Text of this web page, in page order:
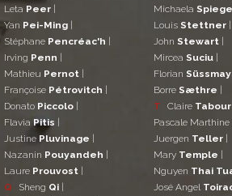
Leta Peer |
Yan Pei-Ming |
Stéphane Pencréac'h |
Irving Penn |
Mathieu Pernot |
Françoise Pétrovitch |
Donato Piccolo |
Flavia Pitis |
Justine Pluvinage |
Nazanin Pouyandeh |
Laure Prouvost |
Q
Sheng Qi |
Michaela
Louis Stettner |
John Stewart |
Mircea Suciu |
Florian
Borre Sæthre |
T
Claire
Pascale Marthine
Juergen Teller |
Mary Temple |
Nguyen Thai
José Angel